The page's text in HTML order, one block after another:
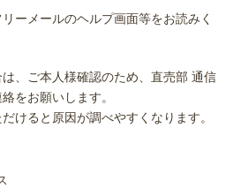
ーメールのヘルプ画面等をお読みく
は、ご本人様確認のため、直売部 通信
をお願いします。
けると原因が調べやすくなります。